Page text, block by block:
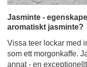
få dig på ett lugnt och
klunken.